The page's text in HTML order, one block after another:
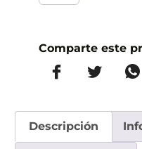
Comparte este
Descripción